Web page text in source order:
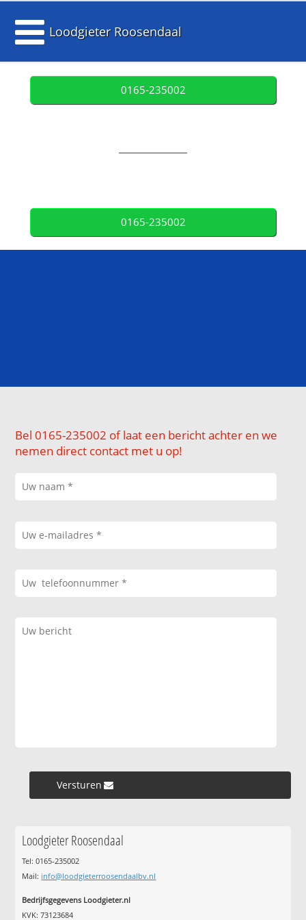
Loodgieter Roosendaal
0165-235002
0165-235002
Bel 0165-235002 of laat een bericht achter en we
nemen direct contact met u op!
Versturen »
Loodgieter Roosendaal
Tel: 0165-235002
Mail: info@loodgieterroosendaalbv.nl
Bedrijfsgegevens Loodgieter.nl
KVK: 73123684